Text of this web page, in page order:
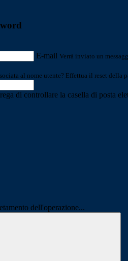
E-mail Verrà inviato un
al nome utente? Effettua il reset della
di controllare la casella di posta
dell'operazione...